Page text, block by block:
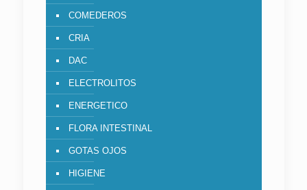
COMEDEROS
CRIA
DAC
ELECTROLITOS
ENERGETICO
FLORA INTESTINAL
GOTAS OJOS
HIGIENE